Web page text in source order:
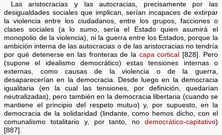
Las aristocracias y las autocracias, precisamente por las
desigualdades sociales que implican, serían incapaces de extirpar
la violencia entre los ciudadanos, entre los grupos, facciones o
clases sociales (a lo sumo, sería el Estado quien asumirá el
monopolio de la violencia), ni la guerra entre los Estados, porque la
ambición interna de las autocracias o de las aristocracias no tendría
por qué detenerse en las fronteras de la capa cortical
[828]. Pero
(supone el idealismo democrático) estas tensiones internas o
externas, como causas de la violencia o de la guerra,
desaparecerían en la democracia. Desde luego en la democracia
igualitaria (en la cual las tensiones, por definición, quedarían
neutralizadas), pero también en la democracia libertaria (cuando se
mantiene el principio del respeto mutuo) y, por supuesto, en la
democracia de la solidaridad (lindante, como hemos dicho, con el
comunalismo totalitario y, por tanto, no democrático-capitativo)
[887].